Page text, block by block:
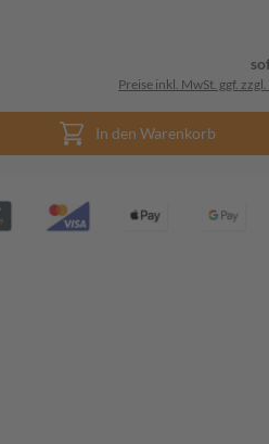
Preise inkl. MwSt. ggf.
In den Warenkorb